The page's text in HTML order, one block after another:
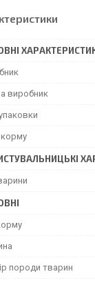
виробник
породи тварин